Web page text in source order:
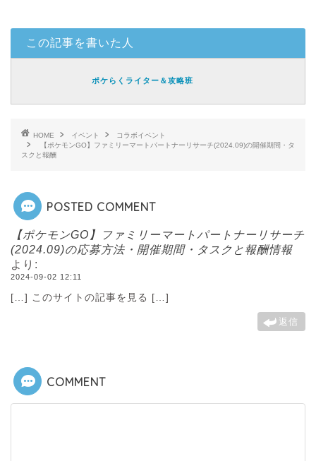
この記事を書いた人
ポケらくライター＆攻略班
HOME イベント
コラボイベント
【ポケモンGO】ファミリーマートパートナーリサーチ(2024.09)の開催期間・タ
スクと報酬
POSTED COMMENT
【ポケモンGO】ファミリーマートパートナーリサーチ
(2024.09)の応募方法・開催期間・タスクと報酬情報
より:
2024-09-02 12:11
[…] このサイトの記事を見る […]
返信
COMMENT